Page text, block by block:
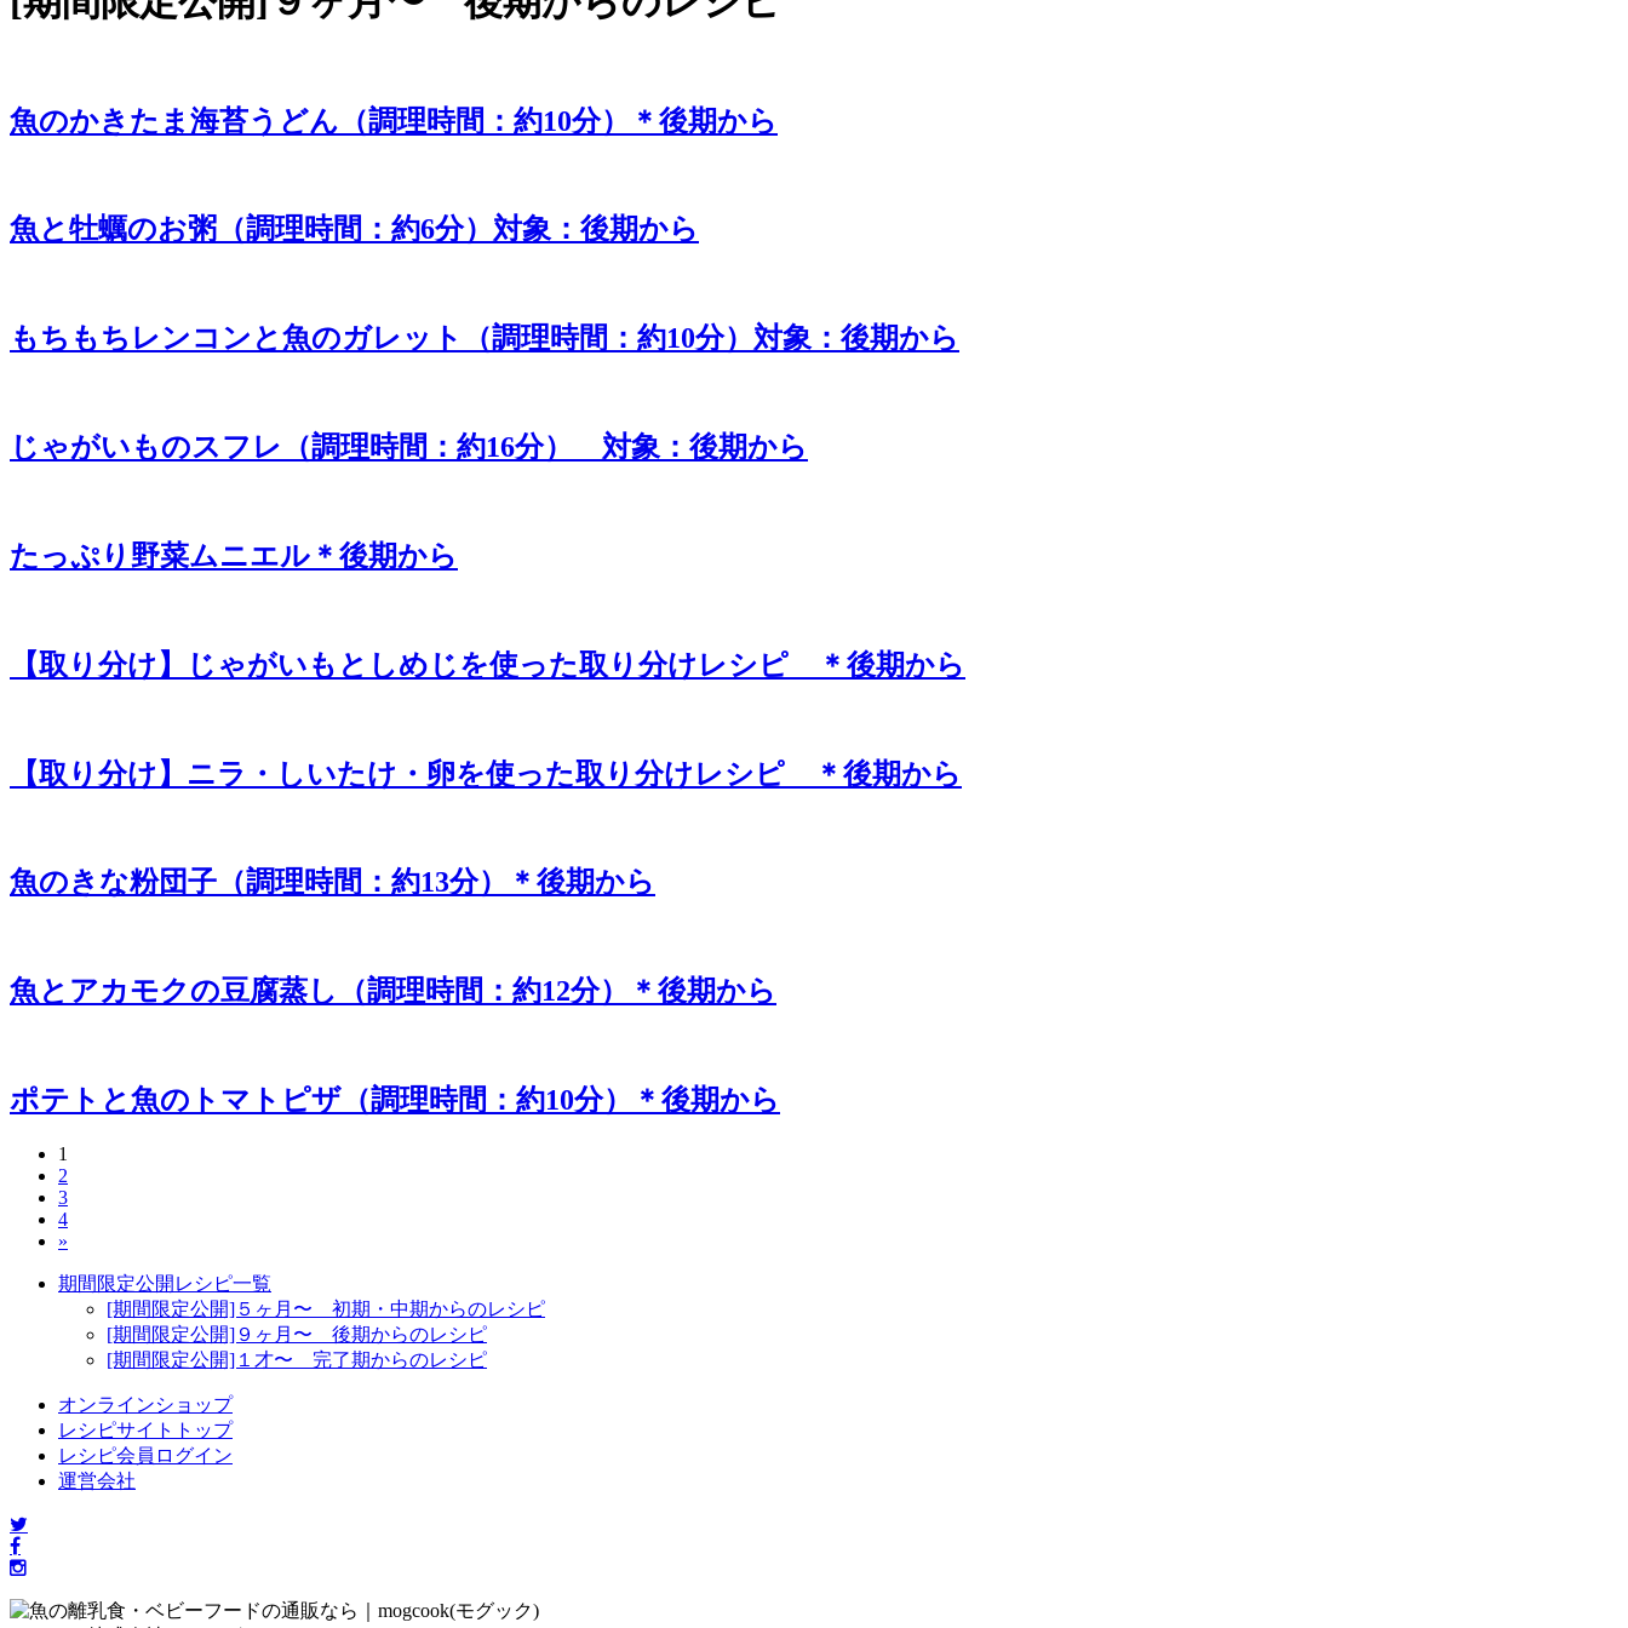
魚のかきたま海苔うどん（調理時間：約10分）＊後期から
魚と牡蠣のお粥（調理時間：約6分）対象：後期から
もちもちレンコンと魚のガレット（調理時間：約10分）対象：後期から
じゃがいものスフレ（調理時間：約16分） 対象：後期から
たっぷり野菜ムニエル＊後期から
【取り分け】じゃがいもとしめじを使った取り分けレシピ ＊後期から
【取り分け】ニラ・しいたけ・卵を使った取り分けレシピ ＊後期から
魚のきな粉団子（調理時間：約13分）＊後期から
魚とアカモクの豆腐蒸し（調理時間：約12分）＊後期から
ポテトと魚のトマトピザ（調理時間：約10分）＊後期から
1
2
3
4
»
期間限定公開レシピ一覧
[期間限定公開]５ヶ月〜 初期・中期からのレシピ
[期間限定公開]９ヶ月〜 後期からのレシピ
[期間限定公開]１才〜 完了期からのレシピ
オンラインショップ
レシピサイトトップ
レシピ会員ログイン
運営会社